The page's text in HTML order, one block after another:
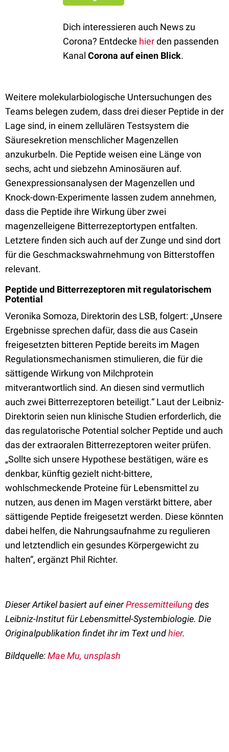
Dich interessieren auch News zu
Corona? Entdecke hierden passenden
Kanal Corona auf einen Blick.
Weitere molekularbiologische Untersuchungen des
Teams belegen zudem, dass drei dieser Peptide in der
Lage sind, in einem zellulären Testsystem die
Säuresekretion menschlicher Magenzellen
anzukurbeln. Die Peptide weisen eine Länge von
sechs, acht und siebzehn Aminosäuren auf.
Genexpressionsanalysen der Magenzellen und
Knock-down-Experimente lassen zudem annehmen,
dass die Peptide ihre Wirkung über zwei
magenzelleigene Bitterrezeptortypen entfalten.
Letztere finden sich auch auf der Zunge und sind dort
für die Geschmackswahrnehmung von Bitterstoffen
relevant.
Peptide und Bitterrezeptoren mit regulatorischem
Potential
Veronika Somoza, Direktorin des LSB, folgert: „Unsere
Ergebnisse sprechen dafür, dass die aus Casein
freigesetzten bitteren Peptide bereits im Magen
Regulationsmechanismen stimulieren, die für die
sättigende Wirkung von Milchprotein
mitverantwortlich sind. An diesen sind vermutlich
auch zwei Bitterrezeptoren beteiligt.“ Laut der Leibniz-
Direktorin seien nun klinische Studien erforderlich, die
das regulatorische Potential solcher Peptide und auch
das der extraoralen Bitterrezeptoren weiter prüfen.
„Sollte sich unsere Hypothese bestätigen, wäre es
denkbar, künftig gezielt nicht-bittere,
wohlschmeckende Proteine für Lebensmittel zu
nutzen, aus denen im Magen verstärkt bittere, aber
sättigende Peptide freigesetzt werden. Diese könnten
dabei helfen, die Nahrungsaufnahme zu regulieren
und letztendlich ein gesundes Körpergewicht zu
halten“, ergänzt Phil Richter.
Dieser Artikel basiert auf einerPressemitteilungdes
Leibniz-Institut für Lebensmittel-Systembiologie. Die
Originalpublikation findet ihr im Text undhier.
Bildquelle:Mae Mu, unsplash